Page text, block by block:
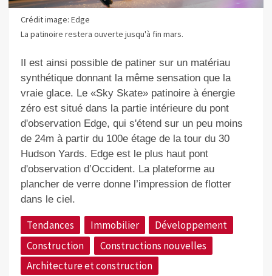
Crédit image: Edge
La patinoire restera ouverte jusqu'à fin mars.
Il est ainsi possible de patiner sur un matériau
synthétique donnant la même sensation que la
vraie glace. Le «Sky Skate» patinoire à énergie
zéro est situé dans la partie intérieure du pont
d'observation Edge, qui s'étend sur un peu moins
de 24m à partir du 100e étage de la tour du 30
Hudson Yards. Edge est le plus haut pont
d'observation d’Occident. La plateforme au
plancher de verre donne l’impression de flotter
dans le ciel.
Tendances Immobilier
Développement
Construction
Constructions nouvelles
Architecture et construction